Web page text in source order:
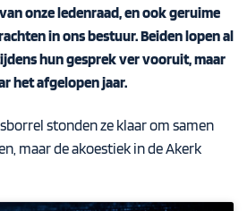
onze ledenraad, en ook geruime
in ons bestuur. Beiden lopen al
hun gesprek ver vooruit, maar
het afgelopen jaar.
stonden ze klaar om samen
maar de akoestiek in de Akerk